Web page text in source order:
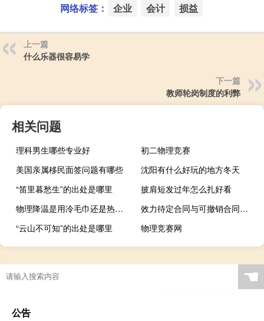
网络标签： 企业 会计 损益
上一篇
什么乐器很容易学
下一篇
教师轮岗制度的利弊
相关问题
理科男生哪些专业好
初二物理竞赛
美国亲属移民面签问题有哪些
沈阳有什么好玩的地方冬天
“笛里暮愁生”的出处是哪里
披肩短发过年怎么扎好看
物理降温是用冷毛巾还是热毛巾
效力待定合同与可撤销合同有什么区别
“云山不可知”的出处是哪里
物理竞赛网
☚
公告